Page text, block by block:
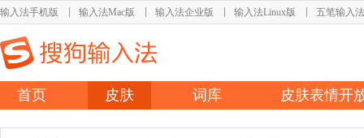
输入法手机版 输入法Mac版 输入法企业版 输入法Linux版 五笔输入法
首页 皮肤 词库 皮肤表情开